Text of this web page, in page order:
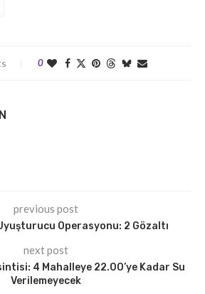
0
previous post
Operasyonu: 2 Gözaltı
next post
4 Mahalleye 22.00’ye Kadar Su
Verilemeyecek